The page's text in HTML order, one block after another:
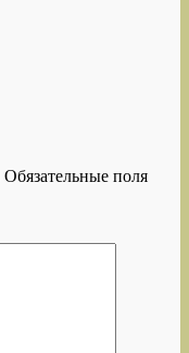
Обязательные поля